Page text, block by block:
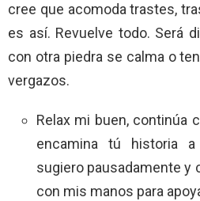
cree que acomoda trastes,
es así. Revuelve todo. Será
con otra piedra se calma o
vergazos.
Relax mi buen, continúa
encamina tú historia
sugiero pausadamente y
con mis manos para